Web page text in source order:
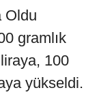
Oldu
gramlık
100
yükseldi.